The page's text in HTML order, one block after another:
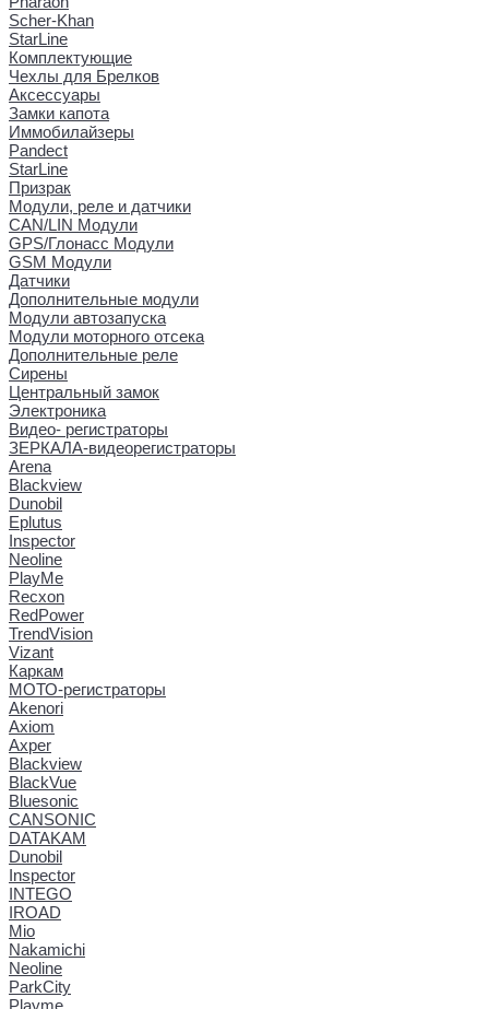
Scher-Khan
StarLine
Комплектующие
Чехлы для Брелков
Аксессуары
Замки капота
Иммобилайзеры
Pandect
StarLine
Призрак
Модули, реле и датчики
CAN/LIN Модули
GPS/Глонасс Модули
GSM Модули
Датчики
Дополнительные модули
Модули автозапуска
Модули моторного отсека
Дополнительные реле
Сирены
Центральный замок
Электроника
Видео- регистраторы
ЗЕРКАЛА-видеорегистраторы
Arena
Blackview
Dunobil
Eplutus
Inspector
Neoline
PlayMe
Recxon
RedPower
TrendVision
Vizant
Каркам
МОТО-регистраторы
Akenori
Axiom
Axper
Blackview
BlackVue
Bluesonic
CANSONIC
DATAKAM
Dunobil
Inspector
INTEGO
IROAD
Mio
Nakamichi
Neoline
ParkCity
Playme